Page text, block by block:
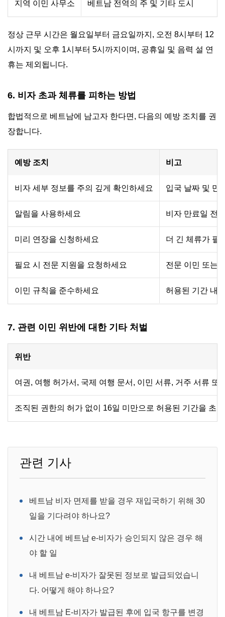
지역 이민 사무소 베트남 전역의 주 및 기타 도시
정상 근무 시간은 월요일부터 금요일까지, 오전 8시부터 12
시까지 및 오후 1시부터 5시까지이며, 공휴일 및 음력 설 연
휴는 제외됩니다.
6. 비자 초과 체류를 피하는 방법
합법적으로 베트남에 남고자 한다면, 다음의 예방 조치를 권
장합니다.
예방 조치 비고
비자 세부 정보를 주의 깊게 확인하세요 입국 날짜 및 만
알림을 사용하세요 비자 만료일 전
미리 연장을 신청하세요 더 긴 체류가 필
필요 시 전문 지원을 요청하세요 전문 이민 또는
이민 규칙을 준수하세요 허용된 기간 내
7. 관련 이민 위반에 대한 기타 처벌
위반
여권, 여행 허가서, 국제 여행 문서, 이민 서류, 거주 서류
조직된 권한의 허가 없이 16일 미만으로 허용된 기간을 초
관련 기사
베트남 비자 면제를 받을 경우 재입국하기 위해 30
일을 기다려야 하나요?
시간 내에 베트남 e-비자가 승인되지 않은 경우 해
야 할 일
내 베트남 e-비자가 잘못된 정보로 발급되었습니
다. 어떻게 해야 하나요?
내 베트남 E-비자가 발급된 후에 입국 항구를 변경